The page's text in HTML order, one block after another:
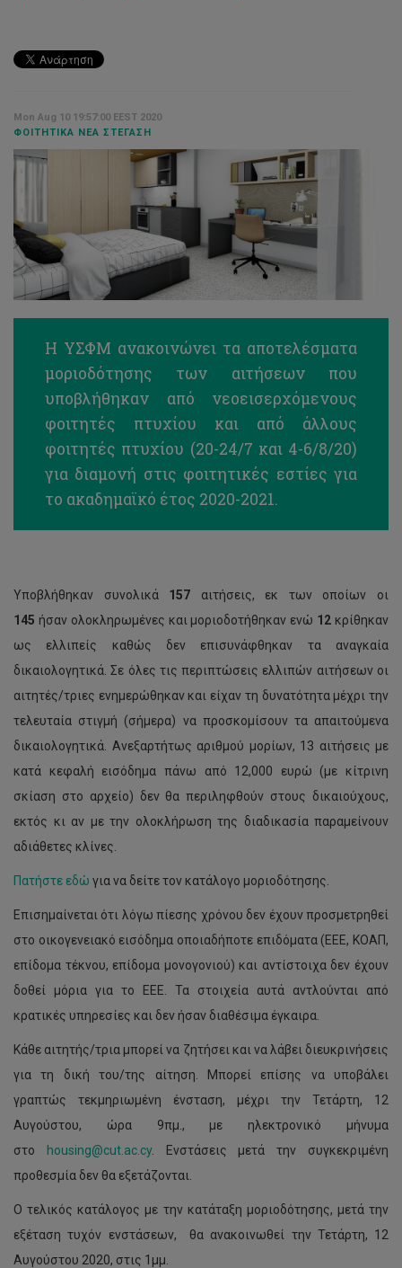
Mon Aug 10 19:57:00 EEST 2020
ΦΟΙΤΗΤΙΚΆ ΝΈΑ ΣΤΈΓΑΣΗ
Η ΥΣΦΜ ανακοινώνει τα αποτελέσματα
μοριοδότησης των αιτήσεων που
υποβλήθηκαν από νεοεισερχόμενους
φοιτητές πτυχίου και από άλλους
φοιτητές πτυχίου (20-24/7 και 4-6/8/20)
για διαμονή στις φοιτητικές εστίες για
το ακαδημαϊκό έτος 2020-2021.
Υποβλήθηκαν συνολικά 157 αιτήσεις, εκ των οποίων οι
145 ήσαν ολοκληρωμένες και μοριοδοτήθηκαν ενώ 12 κρίθηκαν
ως ελλιπείς καθώς δεν επισυνάφθηκαν τα αναγκαία
δικαιολογητικά. Σε όλες τις περιπτώσεις ελλιπών αιτήσεων οι
αιτητές/τριες ενημερώθηκαν και είχαν τη δυνατότητα μέχρι την
τελευταία στιγμή (σήμερα) να προσκομίσουν τα απαιτούμενα
δικαιολογητικά. Ανεξαρτήτως αριθμού μορίων, 13 αιτήσεις με
κατά κεφαλή εισόδημα πάνω από 12,000 ευρώ (με κίτρινη
σκίαση στο αρχείο) δεν θα περιληφθούν στους δικαιούχους,
εκτός κι αν με την ολοκλήρωση της διαδικασία παραμείνουν
αδιάθετες κλίνες.
Πατήστε εδώ για να δείτε τον κατάλογο μοριοδότησης.
Επισημαίνεται ότι λόγω πίεσης χρόνου δεν έχουν προσμετρηθεί
στο οικογενειακό εισόδημα οποιαδήποτε επιδόματα (ΕΕΕ, ΚΟΑΠ,
επίδομα τέκνου, επίδομα μονογονιού) και αντίστοιχα δεν έχουν
δοθεί μόρια για το ΕΕΕ. Τα στοιχεία αυτά αντλούνται από
κρατικές υπηρεσίες και δεν ήσαν διαθέσιμα έγκαιρα.
Κάθε αιτητής/τρια μπορεί να ζητήσει και να λάβει διευκρινήσεις
για τη δική του/της αίτηση. Μπορεί επίσης να υποβάλει
γραπτώς τεκμηριωμένη ένσταση, μέχρι την Τετάρτη, 12
Αυγούστου, ώρα 9πμ., με ηλεκτρονικό μήνυμα
στο
housing@cut.ac.cy. Ενστάσεις μετά την συγκεκριμένη
προθεσμία δεν θα εξετάζονται.
Ο τελικός κατάλογος με την κατάταξη μοριοδότησης, μετά την
εξέταση τυχόν ενστάσεων, θα ανακοινωθεί την Τετάρτη, 12
Αυγούστου 2020, στις 1μμ.